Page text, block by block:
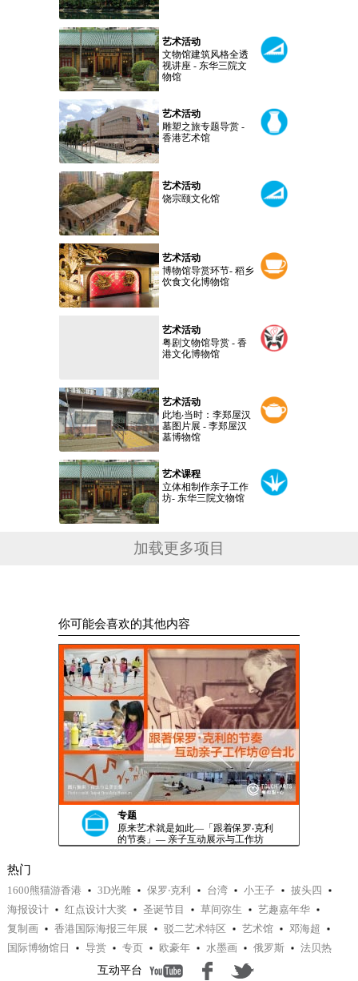
艺术活动
文物馆建筑风格全透
视讲座 - 东华三院文
物馆
艺术活动
雕塑之旅专题导赏 -
香港艺术馆
艺术活动
饶宗颐文化馆
艺术活动
博物馆导赏环节- 稻乡
饮食文化博物馆
艺术活动
粤剧文物馆导赏 - 香
港文化博物馆
艺术活动
此地‧当时：李郑屋汉
墓图片展 - 李郑屋汉
墓博物馆
艺术课程
立体相制作亲子工作
坊- 东华三院文物馆
加载更多项目
你可能会喜欢的其他内容
专题
原来艺术就是如此—「跟着保罗‧克利
的节奏」— 亲子互动展示与工作坊
热门
1600熊猫游香港 3D光雕 保罗‧克利 台湾 小王子
披头四
海报设计
红点设计大奖 圣诞节目 草间弥生
艺趣嘉年华
复制画
香港国际海报三年展 驳二艺术特区 艺术馆
邓海超
国际博物馆日
导赏 专页 欧豪年 水墨画 俄罗斯
法贝热
互动平台